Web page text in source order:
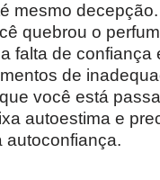
mesmo decepção.
quebrou o
falta de confiança
de
você está
autoestima e
autoconfiança.